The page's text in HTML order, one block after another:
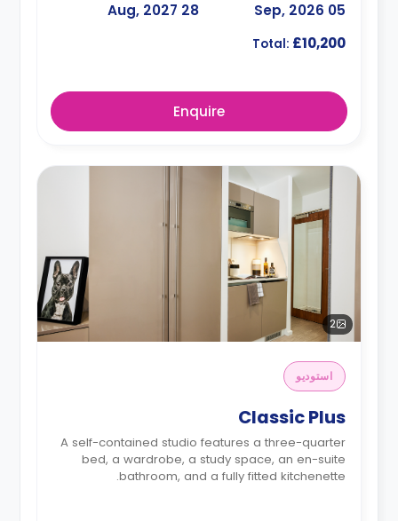
05 Sep, 2026
28 Aug, 2027
Total: £10,200
Enquire
2
استوديو
Classic Plus
A self-contained studio features a three-quarter
bed, a wardrobe, a study space, an en-suite
bathroom, and a fully fitted kitchenette.